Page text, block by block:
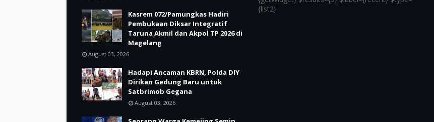
Kasrem 072/Pamungkas Hadiri
Pembukaan Diksar Integratif
Taruna Akmil dan Akpol TP 2026 di
Magelang
August 03, 2026
Hadapi Ancaman KBRN, Polda DIY
Dirikan Gedung Baru untuk
Satbrimob Gegana
August 03, 2026
{getWidget} $results={3} $label={recent} $type=